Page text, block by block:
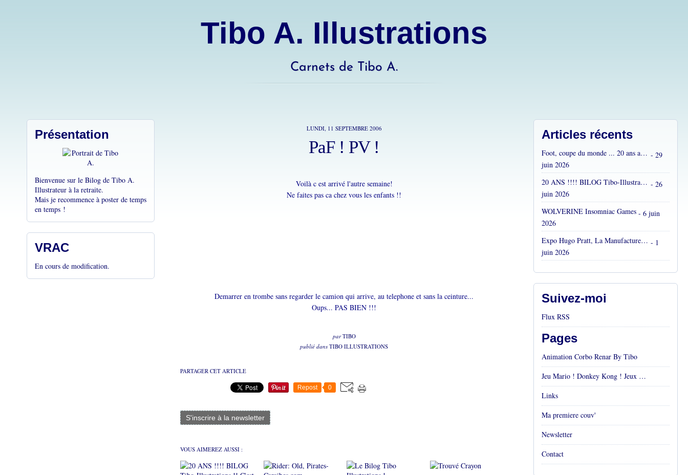
Tibo A. Illustrations
Carnets de Tibo A.
Présentation
Bienvenue sur le Bilog de Tibo A.
Illustrateur à la retraite.
Mais je recommence à poster de temps
en temps !
VRAC
En cours de modification.
LUNDI, 11 SEPTEMBRE 2006
PaF ! PV !
Voilà c est arrivé l'autre semaine!
Ne faites pas ca chez vous les enfants !!
Demarrer en trombe sans regarder le camion qui arrive, au telephone et sans la ceinture...
Oups... PAS BIEN !!!
parTIBO
publié dans TIBO ILLUSTRATIONS
PARTAGER CET ARTICLE
Repost 0
S'inscrire à la newsletter
VOUS AIMEREZ AUSSI :
Articles récents
Foot, coupe du monde ... 20 ans après... - 29
juin 2026
20 ANS !!!! BILOG Tibo-Illustrations !! C'est fou ! - 26
juin 2026
WOLVERINE Insomniac Games - 6 juin
2026
Expo Hugo Pratt, La Manufacture, Aix en Provence, Mai 2026 - 1
juin 2026
Suivez-moi
Flux RSS
Pages
Animation Corbo Renar By Tibo
Jeu Mario ! Donkey Kong ! Jeux vidéos Rétro !
Links
Ma premiere couv'
Newsletter
Contact